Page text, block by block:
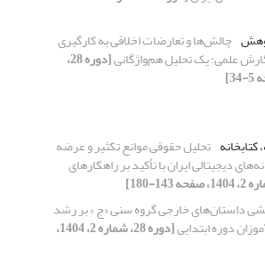
چالش‌ها و تعارضات اخلاقی به‌ کارگیری
علمی: یک تحلیل هم‌واژگانی [دوره 28،
تحلیل حقوقی موانع تکثیر و عرضه
دیجیتالی ایران با تأکید بر راهکارهای
داستان­‌های خارجی گروه سنی «ج » بر رشد
دوره ابتدایی [دوره 28، شماره 2، 1404،